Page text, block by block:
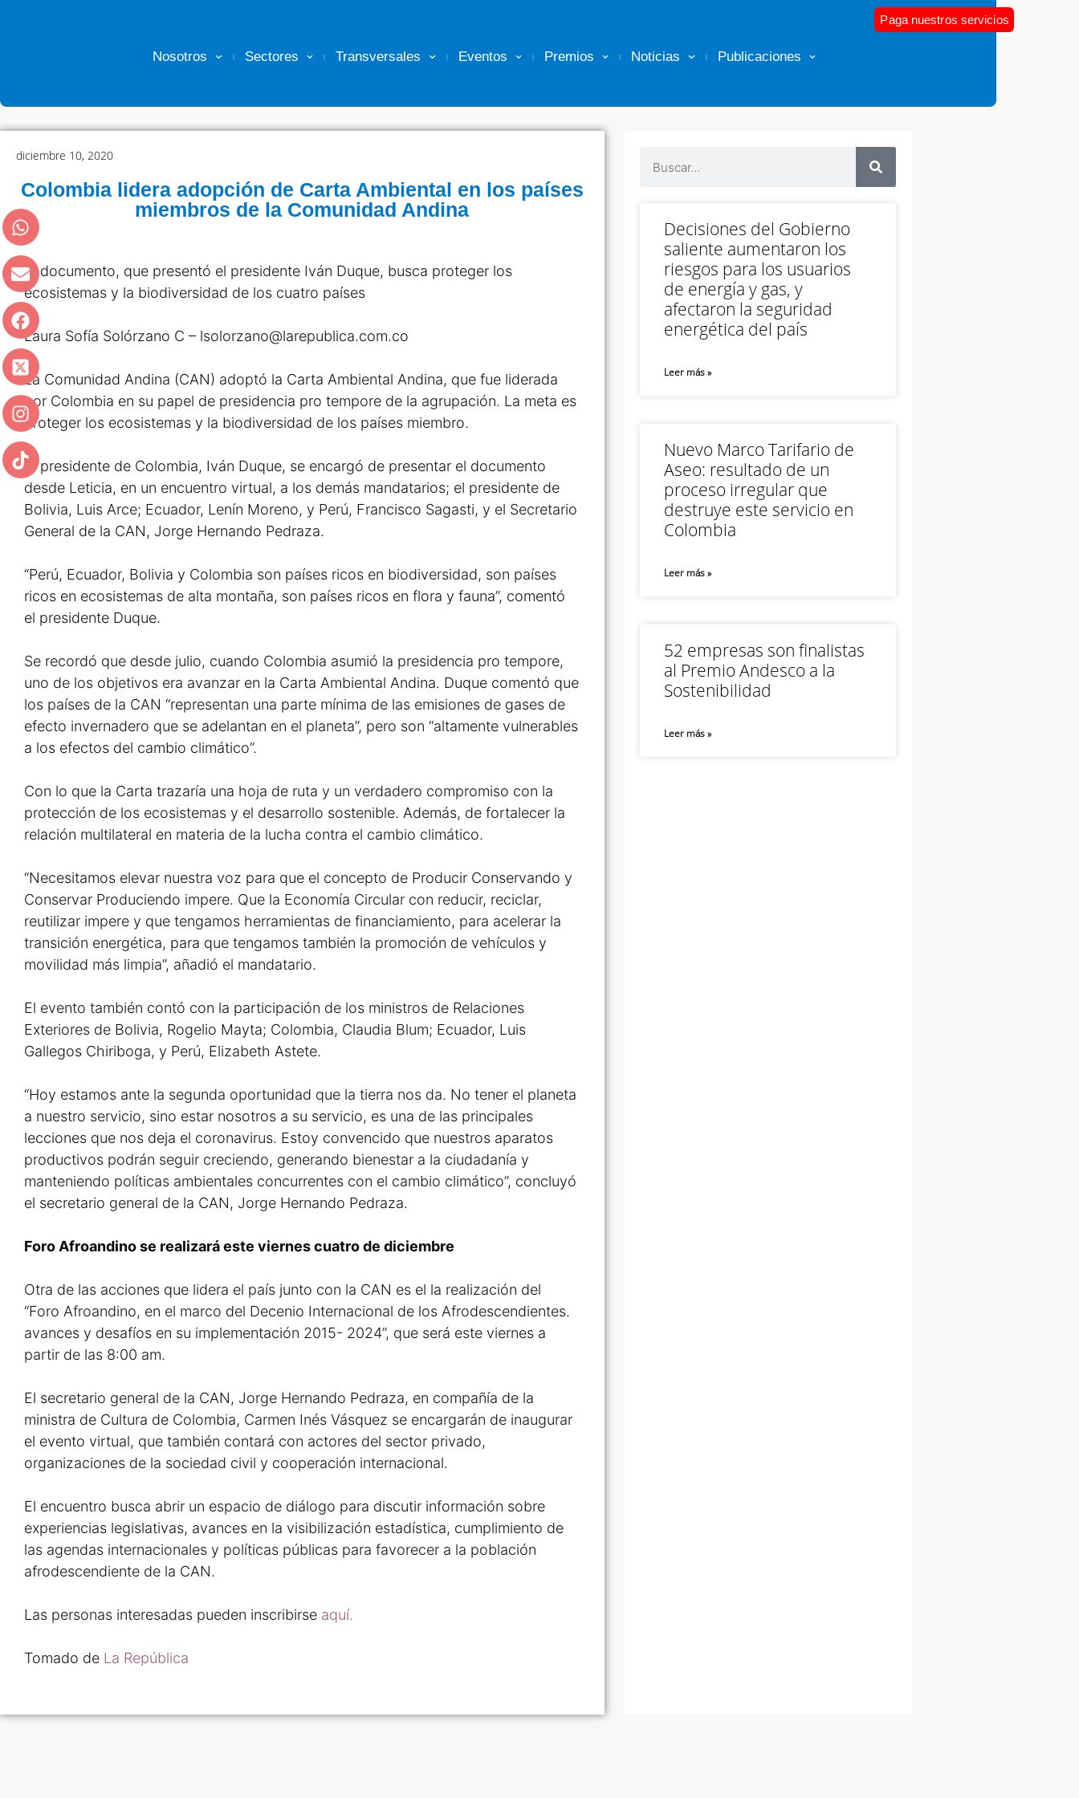
Nosotros Sectores Transversales Eventos Premios Noticias Publicaciones
Paga nuestros servicios
diciembre 10, 2020
Colombia lidera adopción de Carta Ambiental en los países
miembros de la Comunidad Andina
El documento, que presentó el presidente Iván Duque, busca proteger los
ecosistemas y la biodiversidad de los cuatro países
Laura Sofía Solórzano C – lsolorzano@larepublica.com.co
La Comunidad Andina (CAN) adoptó la Carta Ambiental Andina, que fue liderada
por Colombia en su papel de presidencia pro tempore de la agrupación. La meta es
proteger los ecosistemas y la biodiversidad de los países miembro.
El presidente de Colombia, Iván Duque, se encargó de presentar el documento
desde Leticia, en un encuentro virtual, a los demás mandatarios; el presidente de
Bolivia, Luis Arce; Ecuador, Lenín Moreno, y Perú, Francisco Sagasti, y el Secretario
General de la CAN, Jorge Hernando Pedraza.
“Perú, Ecuador, Bolivia y Colombia son países ricos en biodiversidad, son países
ricos en ecosistemas de alta montaña, son países ricos en flora y fauna”, comentó
el presidente Duque.
Se recordó que desde julio, cuando Colombia asumió la presidencia pro tempore,
uno de los objetivos era avanzar en la Carta Ambiental Andina. Duque comentó que
los países de la CAN “representan una parte mínima de las emisiones de gases de
efecto invernadero que se adelantan en el planeta”, pero son “altamente vulnerables
a los efectos del cambio climático”.
Con lo que la Carta trazaría una hoja de ruta y un verdadero compromiso con la
protección de los ecosistemas y el desarrollo sostenible. Además, de fortalecer la
relación multilateral en materia de la lucha contra el cambio climático.
“Necesitamos elevar nuestra voz para que el concepto de Producir Conservando y
Conservar Produciendo impere. Que la Economía Circular con reducir, reciclar,
reutilizar impere y que tengamos herramientas de financiamiento, para acelerar la
transición energética, para que tengamos también la promoción de vehículos y
movilidad más limpia”, añadió el mandatario.
El evento también contó con la participación de los ministros de Relaciones
Exteriores de Bolivia, Rogelio Mayta; Colombia, Claudia Blum; Ecuador, Luis
Gallegos Chiriboga, y Perú, Elizabeth Astete.
“Hoy estamos ante la segunda oportunidad que la tierra nos da. No tener el planeta
a nuestro servicio, sino estar nosotros a su servicio, es una de las principales
lecciones que nos deja el coronavirus. Estoy convencido que nuestros aparatos
productivos podrán seguir creciendo, generando bienestar a la ciudadanía y
manteniendo políticas ambientales concurrentes con el cambio climático”, concluyó
el secretario general de la CAN, Jorge Hernando Pedraza.
Foro Afroandino se realizará este viernes cuatro de diciembre
Otra de las acciones que lidera el país junto con la CAN es el la realización del
“Foro Afroandino, en el marco del Decenio Internacional de los Afrodescendientes.
avances y desafíos en su implementación 2015- 2024”, que será este viernes a
partir de las 8:00 am.
El secretario general de la CAN, Jorge Hernando Pedraza, en compañía de la
ministra de Cultura de Colombia, Carmen Inés Vásquez se encargarán de inaugurar
el evento virtual, que también contará con actores del sector privado,
organizaciones de la sociedad civil y cooperación internacional.
El encuentro busca abrir un espacio de diálogo para discutir información sobre
experiencias legislativas, avances en la visibilización estadística, cumplimiento de
las agendas internacionales y políticas públicas para favorecer a la población
afrodescendiente de la CAN.
Las personas interesadas pueden inscribirse aquí.
Tomado de La República
Decisiones del Gobierno
saliente aumentaron los
riesgos para los usuarios
de energía y gas, y
afectaron la seguridad
energética del país
Leer más »
Nuevo Marco Tarifario de
Aseo: resultado de un
proceso irregular que
destruye este servicio en
Colombia
Leer más »
52 empresas son finalistas
al Premio Andesco a la
Sostenibilidad
Leer más »